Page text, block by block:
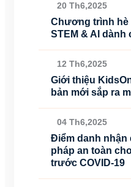
20 Th6,2025
Chương trình hè
STEM & AI dành
12 Th6,2025
Giới thiệu
bản mới sắp ra
04 Th6,2025
Điểm danh nhận
pháp an toàn
trước COVID-19